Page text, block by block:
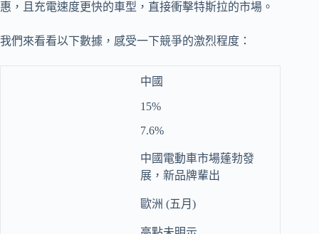
惠，且充電速度更快的車型，直接衝擊特斯拉的市場。
我們來看看以下數據，感受一下競爭的激烈程度：
中國
15%
7.6%
中國電動車市場蓬勃發
展，新品牌輩出
歐洲 (五月)